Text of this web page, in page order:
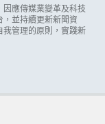
應傳媒業變革及科技
並持續更新新聞資
我管理的原則，實踐新